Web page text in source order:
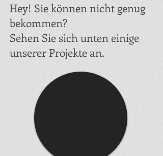
Hey! Sie können nicht genug
bekommen?
Sehen Sie sich unten einige
unserer Projekte an.